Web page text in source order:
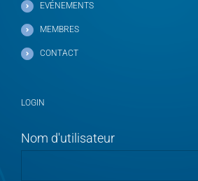
EVÉNEMENTS
MEMBRES
CONTACT
LOGIN
Nom d'utilisateur